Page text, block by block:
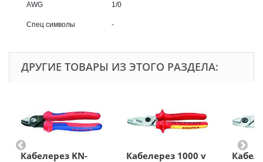
AWG 1/0
Спец символы -
ДРУГИЕ ТОВАРЫ ИЗ ЭТОГО РАЗДЕЛА:
Кабелерез KN-
Кабелерез 1000 v